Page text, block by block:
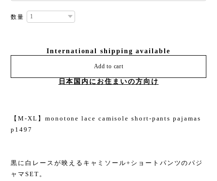
数量
International shipping available
Add to cart
日本国内にお住まいの方向け
【M-XL】monotone lace camisole short-pants pajamas
p1497
黒に白レースが映えるキャミソール+ショートパンツのパジ
ャマSET。